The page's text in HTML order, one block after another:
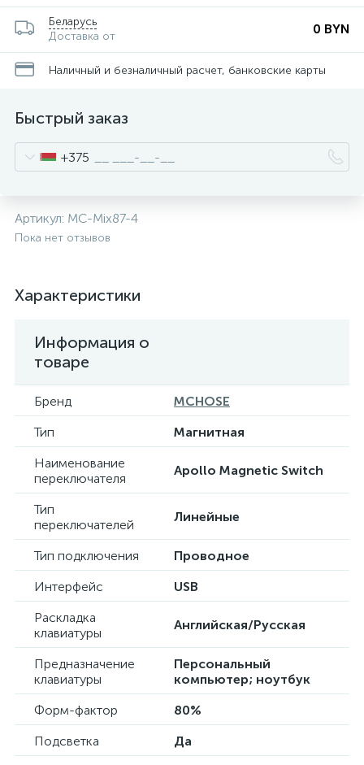
Беларусь
Доставка от
0 BYN
Наличный и безналичный расчет, банковские карты
Быстрый заказ
+375
Артикул: MC-Mix87-4
Пока нет отзывов
Характеристики
Информация о
товаре
Бренд
MCHOSE
Тип
Магнитная
Наименование
переключателя
Apollo Magnetic Switch
Тип
переключателей
Линейные
Тип подключения
Проводное
Интерфейс
USB
Раскладка
клавиатуры
Английская/Русская
Предназначение
клавиатуры
Персональный
компьютер; ноутбук
Форм-фактор
80%
Подсветка
Да